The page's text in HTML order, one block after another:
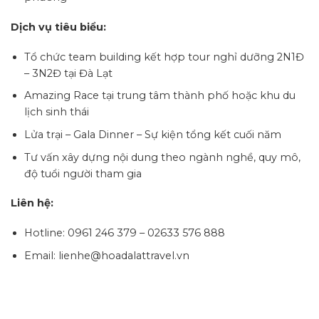
Dịch vụ tiêu biểu:
Tổ chức team building kết hợp tour nghỉ dưỡng 2N1Đ
– 3N2Đ tại Đà Lạt
Amazing Race tại trung tâm thành phố hoặc khu du
lịch sinh thái
Lửa trại – Gala Dinner – Sự kiện tổng kết cuối năm
Tư vấn xây dựng nội dung theo ngành nghề, quy mô,
độ tuổi người tham gia
Liên hệ:
Hotline: 0961 246 379 – 02633 576 888
Email: lienhe@hoadalattravel.vn